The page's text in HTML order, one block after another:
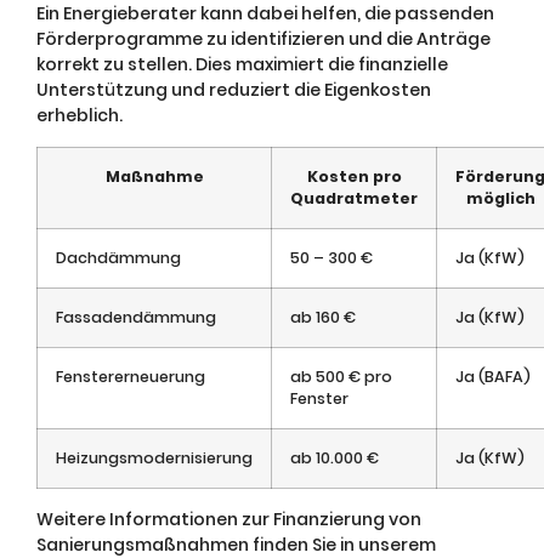
Ein Energieberater kann dabei helfen, die passenden
Förderprogramme zu identifizieren und die Anträge
korrekt zu stellen. Dies maximiert die finanzielle
Unterstützung und reduziert die Eigenkosten
erheblich.
Maßnahme
Kosten pro
Quadratmeter
Förderung
möglich
Dachdämmung 50 – 300 € Ja (KfW)
Fassadendämmung ab 160 € Ja (KfW)
Fenstererneuerung
ab 500 € pro
Fenster
Ja (BAFA)
Heizungsmodernisierung ab 10.000 € Ja (KfW)
Weitere Informationen zur Finanzierung von
Sanierungsmaßnahmen finden Sie in unserem